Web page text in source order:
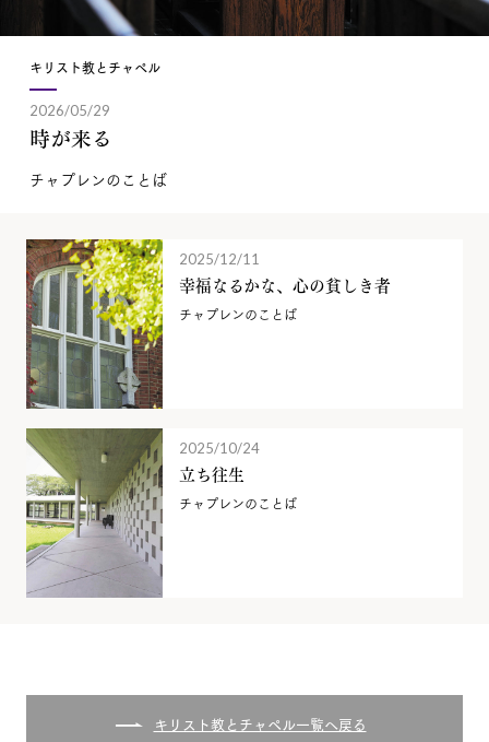
キリスト教とチャペル
2026/05/29
時が来る
チャプレンのことば
2025/12/11
幸福なるかな、心の貧しき者
チャプレンのことば
2025/10/24
立ち往生
チャプレンのことば
キリスト教とチャペル一覧へ戻る